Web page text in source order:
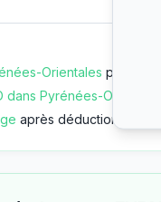
Orientales pour
dans Pyrénées-Orientales
après déduction des